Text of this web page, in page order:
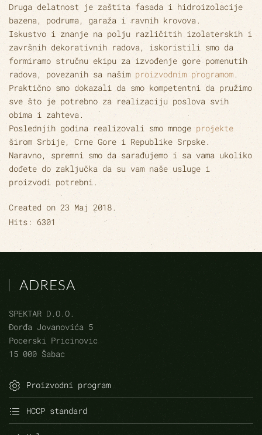
Druga delatnost je zaštita fasada i hidroizolacije
bazena, podruma, garaža i ravnih krovova.
Iskustvo i znanje na polju različitih izolaterskih i
završnih dekorativnih radova, iskoristili smo da
formiramo stručnu ekipu za izvođenje gore pomenutih
radova, povezanih sa našim proizvodnim programom .
Praktično smo dokazali da smo kompetentni da pružimo
sve što je potrebno za realizaciju poslova svih
obima i zahteva.
Poslednjih godina realizovali smo mnoge projekte
širom Srbije, Crne Gore i Republike Srpske.
Naravno, spremni smo da sarađujemo i sa vama ukoliko
dođete do zaključka da su vam naše usluge i
proizvodi potrebni.
Created on 23 Maj 2018 .
Hits: 6301
ADRESA
SPEKTAR D.O.O.
Đorđa Jovanovića 5
Pocerski Pricinovic
15 000 Šabac
Proizvodni program
HCCP standard